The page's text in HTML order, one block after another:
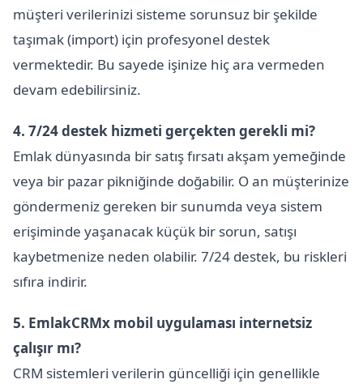
müşteri verilerinizi sisteme sorunsuz bir şekilde
taşımak (import) için profesyonel destek
vermektedir. Bu sayede işinize hiç ara vermeden
devam edebilirsiniz.
4. 7/24 destek hizmeti gerçekten gerekli mi?
Emlak dünyasında bir satış fırsatı akşam yemeğinde
veya bir pazar pikniğinde doğabilir. O an müşterinize
göndermeniz gereken bir sunumda veya sistem
erişiminde yaşanacak küçük bir sorun, satışı
kaybetmenize neden olabilir. 7/24 destek, bu riskleri
sıfıra indirir.
5. EmlakCRMx mobil uygulaması internetsiz
çalışır mı?
CRM sistemleri verilerin güncelliği için genellikle